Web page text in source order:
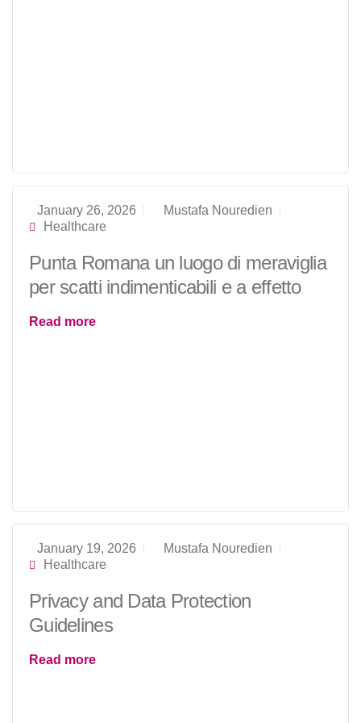
January 26, 2026
Mustafa Nouredien
Healthcare
Punta Romana un luogo di meraviglia
per scatti indimenticabili e a effetto
Read more
January 19, 2026
Mustafa Nouredien
Healthcare
Privacy and Data Protection
Guidelines
Read more